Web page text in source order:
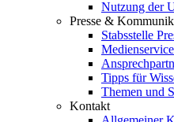
Nutzung der
Presse &
Stabsstelle
Medienservice
Tipps für
Themen und
Kontakt